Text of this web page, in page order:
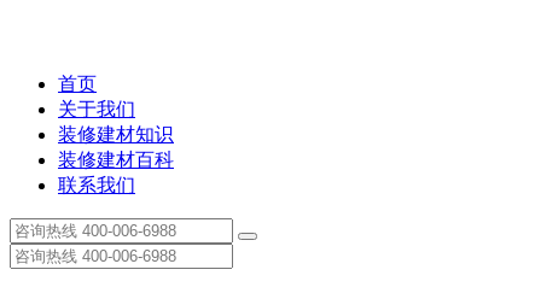
首页
关于我们
装修建材知识
装修建材百科
联系我们